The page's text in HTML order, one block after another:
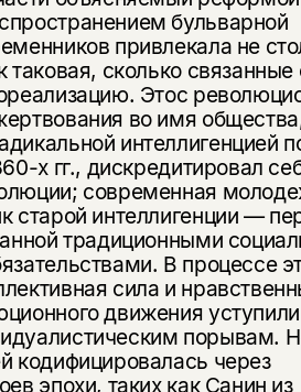
бульварной
привлекала не
таковая, сколько связанные
Этос
во имя
интеллигенцией
х гг., дискредитировал
современная
старой интелли­генции —
традиционными
В процессе
сила и
движения
порывам.
кодифицировалась через
эпохи, таких как Санин из